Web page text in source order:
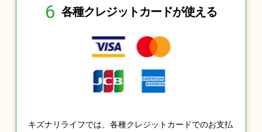
6 各種クレジットカードが使える
キズナリライフでは、各種クレジットカードでのお支払